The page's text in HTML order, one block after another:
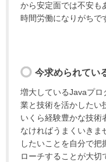
から安定面では不安も
時間労働になりがちで
今求められてい
増大しているJavaプ
業と技術を活かしたい
いくら経験豊かな技術
なければうまくいきま
したいことを自分で
ローチすることが大切